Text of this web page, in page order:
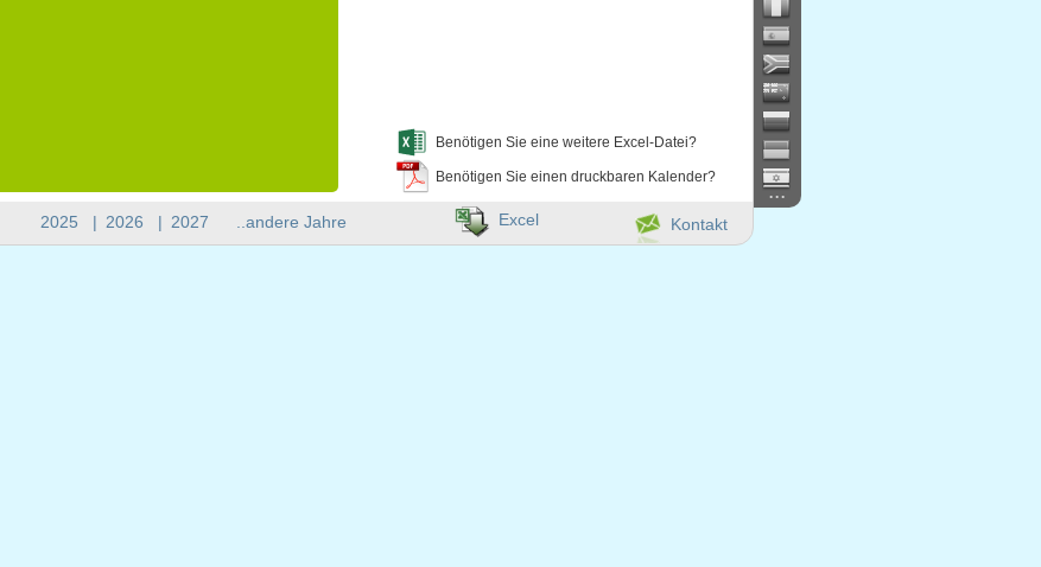
Benötigen Sie eine weitere Excel-Datei?
Benötigen Sie einen druckbaren Kalender?
2025 | 2026 | 2027 ..andere Jahre
...
Kontakt
Excel